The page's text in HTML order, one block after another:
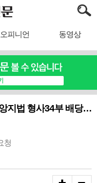
오피니언 동영상
지법 형사34부 배당…
청